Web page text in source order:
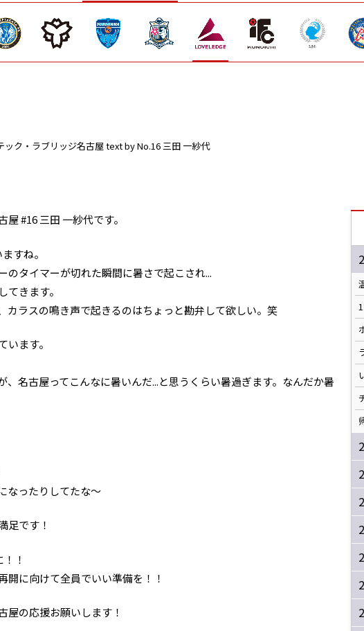
ック・ラブリッジ名古屋text by No.16 三田 一紗代
#16 三田 一紗代です。
すね。
のタイマーが切れた瞬間に暑さで起こされ...
てきます。
カラスの鳴き声で起きるのはちょっと勘弁して欲しい。笑
ます。
、名古屋ってこんなに暑いんだ...と思うくらい暑過ぎます。なんだか暑
なったりしてたな〜
足です！
！
開に向けて全員でいい準備を！！
屋の応援お願いします！